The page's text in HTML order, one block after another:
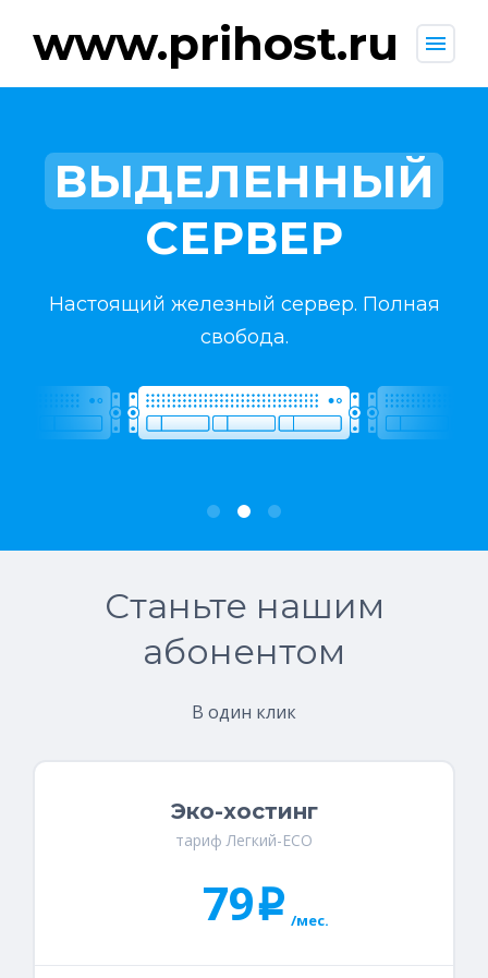
www.prihost.ru menu
ВЫДЕЛЕННЫЙ
СЕРВЕР
Настоящий железный сервер. Полная
свобода.
Станьте нашим
абонентом
В один клик
Эко-хостинг
тариф Легкий-ECO
79i /мес.